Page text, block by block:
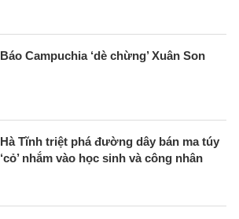
Báo Campuchia ‘dè chừng’ Xuân Son
Hà Tĩnh triệt phá đường dây bán ma túy
‘cỏ’ nhắm vào học sinh và công nhân